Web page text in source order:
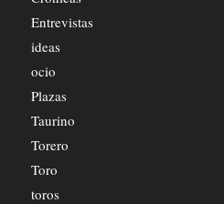
Entrevistas
ideas
ocio
Plazas
Taurino
Torero
Toro
toros